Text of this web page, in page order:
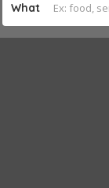
What